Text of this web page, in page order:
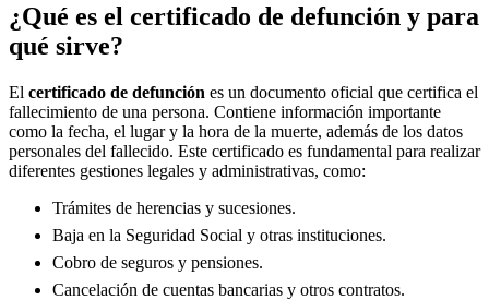
¿Qué es el certificado de defunción y para
qué sirve?
El certificado de defunción es un documento oficial que certifica el
fallecimiento de una persona. Contiene información importante
como la fecha, el lugar y la hora de la muerte, además de los datos
personales del fallecido. Este certificado es fundamental para realizar
diferentes gestiones legales y administrativas, como:
Trámites de herencias y sucesiones.
Baja en la Seguridad Social y otras instituciones.
Cobro de seguros y pensiones.
Cancelación de cuentas bancarias y otros contratos.